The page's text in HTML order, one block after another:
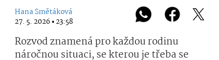
Hana Smětáková
27. 5. 2026 ▪ 23:58
Rozvod znamená pro každou rodinu
náročnou situaci, se kterou je třeba se